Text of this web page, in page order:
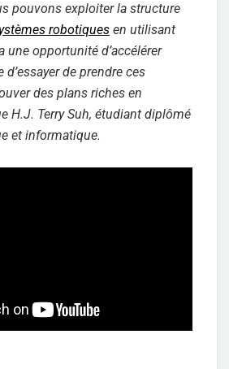
pouvons exploiter la structure
robotiques en utilisant
une opportunité d’accélérer
de prendre ces
des plans riches en
H.J. Terry Suh, étudiant diplômé
et informatique.